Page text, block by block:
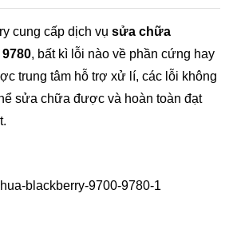
cung cấp dịch vụsửa chữa
, bất kì lỗi nào về phần cứng hay
trung tâm hỗ trợ xử lí, các lỗi không
sửa chữa được và hoàn toàn đạt